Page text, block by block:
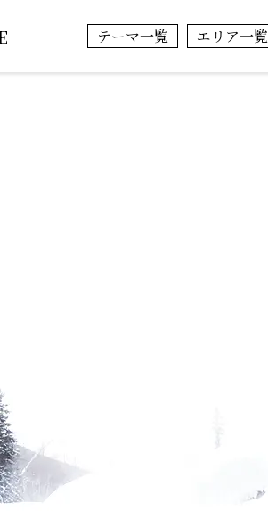
テーマ一覧 エリア一覧